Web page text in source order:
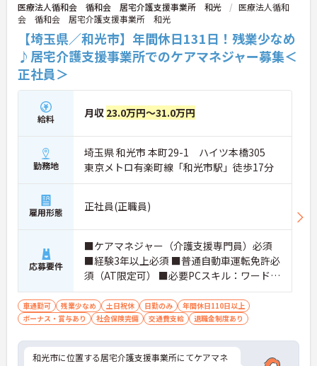
医療法人循和会 循和会 居宅介護支援事業所 和光
医療法人循和
会 循和会 居宅介護支援事業所 和光
【埼玉県／和光市】年間休日131日！残業少なめ
♪居宅介護支援事業所でのケアマネジャー募集＜
正社員＞
給料 月収 23.0万円～31.0万円
勤務地
埼玉県 和光市 本町29-1 ハイツ本橋305
東京メトロ有楽町線「和光市駅」徒歩17分
雇用形態 正社員(正職員)
応募要件
■ケアマネジャー（介護支援専門員）必須
■経験3年以上必須 ■普通自動車運転免許必
須（AT限定可） ■必要PCスキル：ワード、
エクセル基礎操作
車通勤可 残業少なめ 土日祝休 日勤のみ
年間休日110日以上
ボーナス・賞与あり
社会保険完備 交通費支給 退職金制度あり
和光市に位置する居宅介護支援事業所にてケアマネ